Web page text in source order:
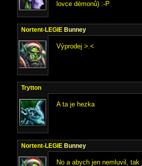
lovce démonů) :-P
Nortent-LEGIE Bunney
Výprodej >.<
Trytton
A ta je hezka
Nortent-LEGIE Bunney
No a abych jen nemluvil,